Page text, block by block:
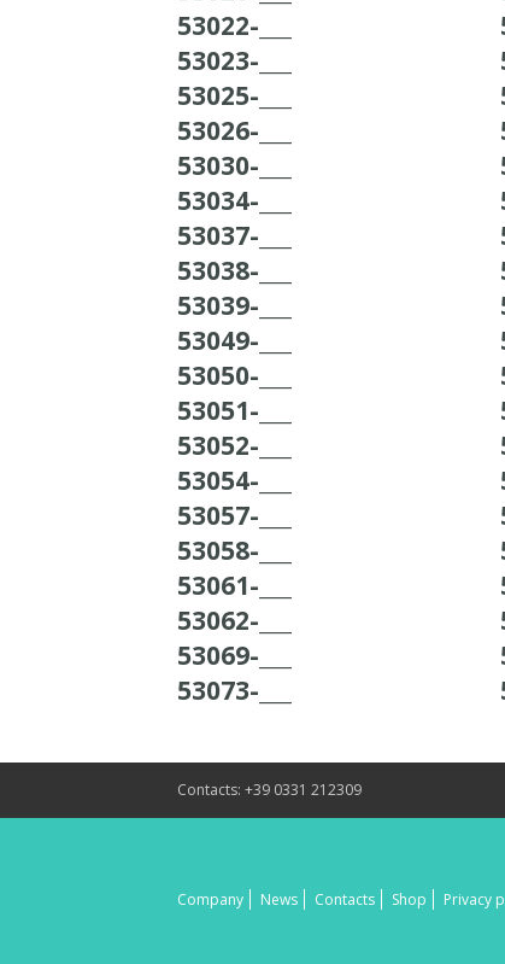
53022-___
53023-___
53025-___
53026-___
53030-___
53034-___
53037-___
53038-___
53039-___
53049-___
53050-___
53051-___
53052-___
53054-___
53057-___
53058-___
53061-___
53062-___
53069-___
53073-___
Contacts: +39 0331 212309
Company News Contacts Shop Privacy